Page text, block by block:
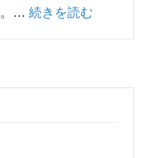
。… 続きを読む